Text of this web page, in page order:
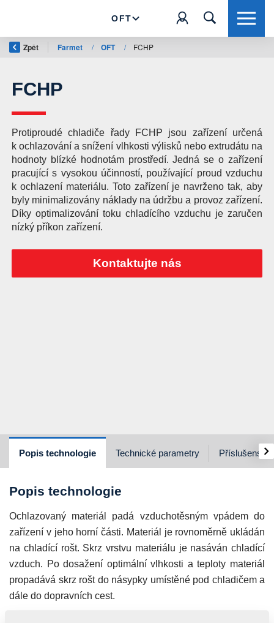
OFT
Zpět Farmet / OFT / FCHP
FCHP
Protiproudé chladiče řady FCHP jsou zařízení určená
k ochlazování a snížení vlhkosti výlisků nebo extrudátu na
hodnoty blízké hodnotám prostředí. Jedná se o zařízení
pracující s vysokou účinností, používající proud vzduchu
k ochlazení materiálu. Toto zařízení je navrženo tak, aby
byly minimalizovány náklady na údržbu a provoz zařízení.
Díky optimalizování toku chladícího vzduchu je zaručen
nízký příkon zařízení.
Kontaktujte nás
Popis technologie Technické parametry Příslušenství
›
Popis technologie
Ochlazovaný materiál padá vzduchotěsným vpádem do
zařízení v jeho horní části. Materiál je rovnoměrně ukládán
na chladící rošt. Skrz vrstvu materiálu je nasáván chladící
vzduch. Po dosažení optimální vlhkosti a teploty materiál
propadává skrz rošt do násypky umístěné pod chladičem a
dále do dopravních cest.